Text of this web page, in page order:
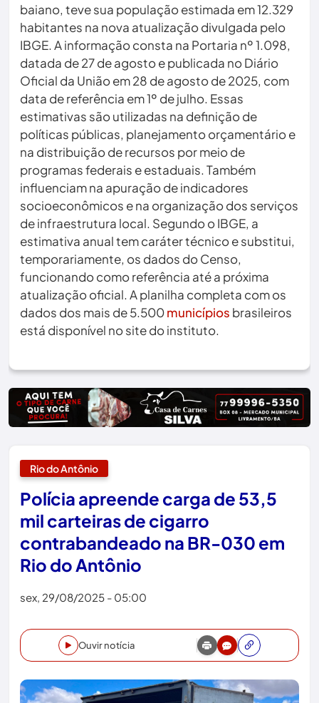
baiano, teve sua população estimada em 12.329
habitantes na nova atualização divulgada pelo
IBGE. A informação consta na Portaria nº 1.098,
datada de 27 de agosto e publicada no Diário
Oficial da União em 28 de agosto de 2025, com
data de referência em 1º de julho. Essas
estimativas são utilizadas na definição de
políticas públicas, planejamento orçamentário e
na distribuição de recursos por meio de
programas federais e estaduais. Também
influenciam na apuração de indicadores
socioeconômicos e na organização dos serviços
de infraestrutura local. Segundo o IBGE, a
estimativa anual tem caráter técnico e substitui,
temporariamente, os dados do Censo,
funcionando como referência até a próxima
atualização oficial. A planilha completa com os
dados dos mais de 5.500municípios brasileiros
está disponível no site do instituto.
Rio do Antônio
Polícia apreende carga de 53,5
mil carteiras de cigarro
contrabandeado na BR-030 em
Rio do Antônio
sex, 29/08/2025 - 05:00
Ouvir notícia